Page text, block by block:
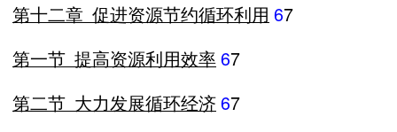
第十二章 促进资源节约循环利用 67
第一节 提高资源利用效率67
第二节 大力发展循环经济67